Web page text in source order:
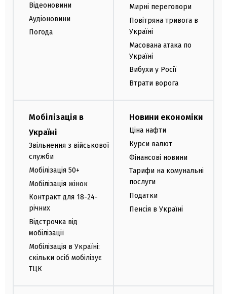
Відеоновини
Аудіоновини
Погода
Мирні переговори
Повітряна тривога в
Україні
Масована атака по
Україні
Вибухи у Росії
Втрати ворога
Мобілізація в
Україні
Звільнення з військової
служби
Мобілізація 50+
Мобілізація жінок
Контракт для 18-24-
річних
Відстрочка від
мобілізації
Мобілізація в Україні:
скільки осіб мобілізує
ТЦК
Новини економіки
Ціна нафти
Курси валют
Фінансові новини
Тарифи на комунальні
послуги
Податки
Пенсія в Україні